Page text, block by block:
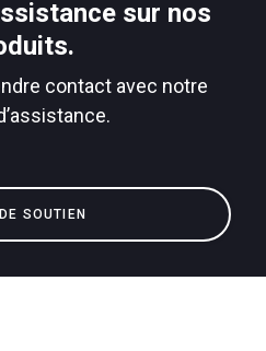
sur nos
contact avec notre
SOUTIEN